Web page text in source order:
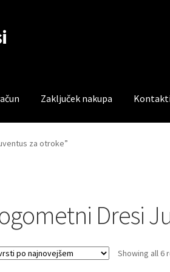
Zaključek nakupa
Trgovina Zaključek nakupa
za otroke”
Dresi
Showing all 6